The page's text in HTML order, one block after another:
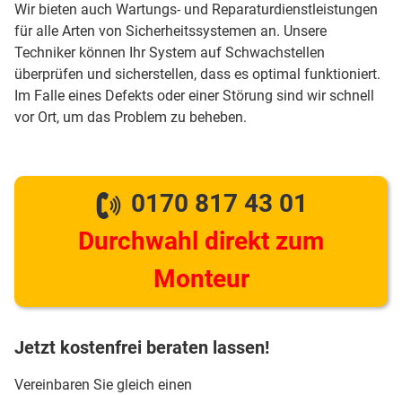
Wir bieten auch Wartungs- und Reparaturdienstleistungen
für alle Arten von Sicherheitssystemen an. Unsere
Techniker können Ihr System auf Schwachstellen
überprüfen und sicherstellen, dass es optimal funktioniert.
Im Falle eines Defekts oder einer Störung sind wir schnell
vor Ort, um das Problem zu beheben.
0170 817 43 01
Durchwahl direkt zum
Monteur
Jetzt kostenfrei beraten lassen!
Vereinbaren Sie gleich einen